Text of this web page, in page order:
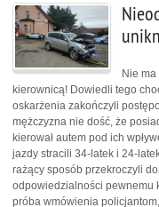
Nie
kierownicą! Dowiedli tego
oskarżenia zakończyli
mężczyzna nie dość, że
kierował autem pod ich
jazdy stracili 34-latek i 24-
rażący sposób przekroczyli
odpowiedzialności pewnemu
próba wmówienia